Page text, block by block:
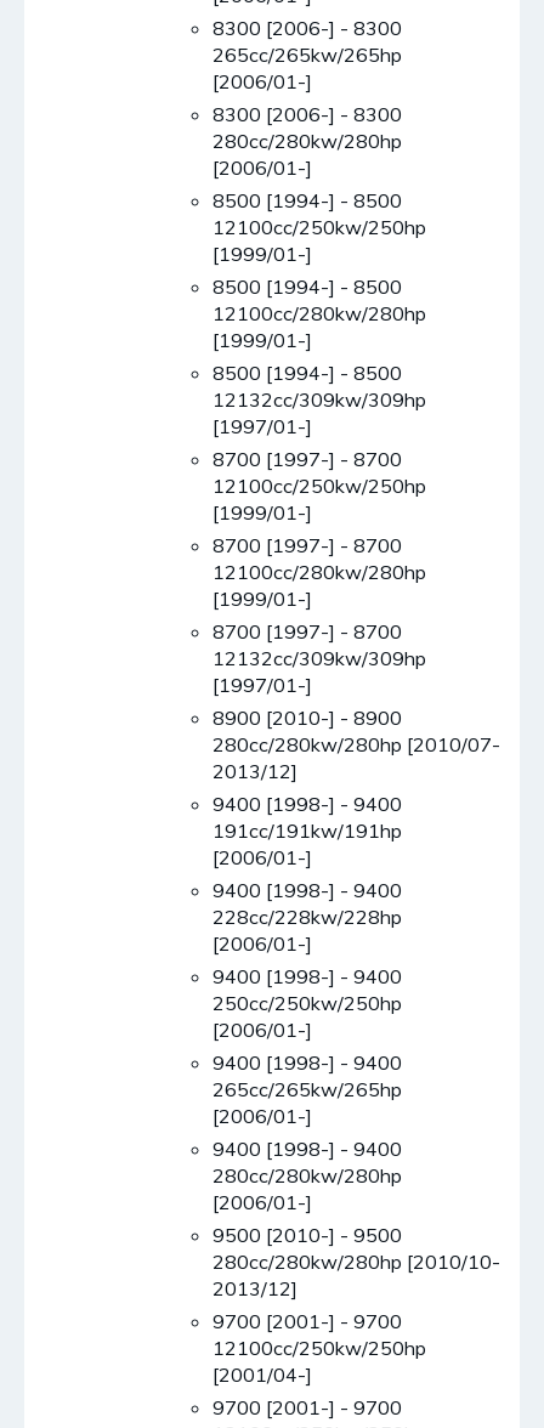
8300 [2006-] - 8300
265cc/265kw/265hp
[2006/01-]
8300 [2006-] - 8300
280cc/280kw/280hp
[2006/01-]
8500 [1994-] - 8500
12100cc/250kw/250hp
[1999/01-]
8500 [1994-] - 8500
12100cc/280kw/280hp
[1999/01-]
8500 [1994-] - 8500
12132cc/309kw/309hp
[1997/01-]
8700 [1997-] - 8700
12100cc/250kw/250hp
[1999/01-]
8700 [1997-] - 8700
12100cc/280kw/280hp
[1999/01-]
8700 [1997-] - 8700
12132cc/309kw/309hp
[1997/01-]
8900 [2010-] - 8900
280cc/280kw/280hp [2010/07-
2013/12]
9400 [1998-] - 9400
191cc/191kw/191hp
[2006/01-]
9400 [1998-] - 9400
228cc/228kw/228hp
[2006/01-]
9400 [1998-] - 9400
250cc/250kw/250hp
[2006/01-]
9400 [1998-] - 9400
265cc/265kw/265hp
[2006/01-]
9400 [1998-] - 9400
280cc/280kw/280hp
[2006/01-]
9500 [2010-] - 9500
280cc/280kw/280hp [2010/10-
2013/12]
9700 [2001-] - 9700
12100cc/250kw/250hp
[2001/04-]
9700 [2001-] - 9700